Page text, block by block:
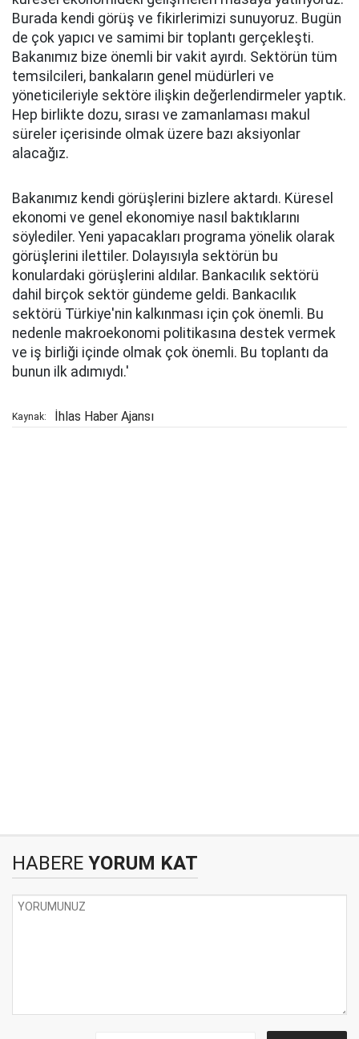
Burada kendi görüş ve fikirlerimizi sunuyoruz. Bugün
de çok yapıcı ve samimi bir toplantı gerçekleşti.
Bakanımız bize önemli bir vakit ayırdı. Sektörün tüm
temsilcileri, bankaların genel müdürleri ve
yöneticileriyle sektöre ilişkin değerlendirmeler yaptık.
Hep birlikte dozu, sırası ve zamanlaması makul
süreler içerisinde olmak üzere bazı aksiyonlar
alacağız.
Bakanımız kendi görüşlerini bizlere aktardı. Küresel
ekonomi ve genel ekonomiye nasıl baktıklarını
söylediler. Yeni yapacakları programa yönelik olarak
görüşlerini ilettiler. Dolayısıyla sektörün bu
konulardaki görüşlerini aldılar. Bankacılık sektörü
dahil birçok sektör gündeme geldi. Bankacılık
sektörü Türkiye'nin kalkınması için çok önemli. Bu
nedenle makroekonomi politikasına destek vermek
ve iş birliği içinde olmak çok önemli. Bu toplantı da
bunun ilk adımıydı.'
Kaynak: İhlas Haber Ajansı
HABERE YORUM KAT